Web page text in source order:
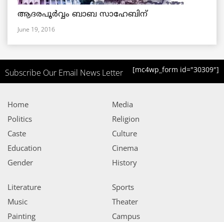
ആദരപൂര്‍വ്വം ബാബ സാഹേബിന്
June 19, 2016
Subscribe Our Email News Letter [mc4wp_form id="30309"]
Home
Politics
Caste
Education
Gender
Media
Religion
Culture
Cinema
History
Literature
Music
Painting
Sports
Theater
Campus